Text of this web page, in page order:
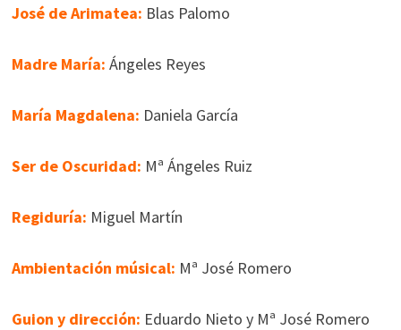
José de Arimatea: Blas Palomo
Madre María: Ángeles Reyes
María Magdalena: Daniela García
Ser de Oscuridad: Mª Ángeles Ruiz
Regiduría: Miguel Martín
Ambientación músical: Mª José Romero
Guion y dirección: Eduardo Nieto y Mª José Romero